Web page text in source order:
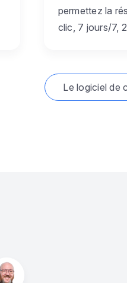
permettez la
clic, 7 jours/7,
Le logiciel de